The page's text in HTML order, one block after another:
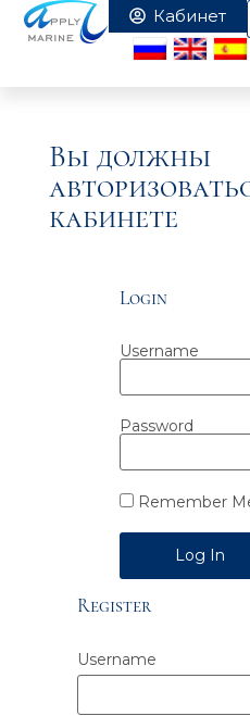
Вы должны
кабинете
Login
Username
Password
Remember
Alternative:
Register
Username